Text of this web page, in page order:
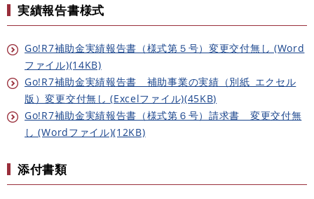
実績報告書様式
Go!R7補助金実績報告書（様式第５号）変更交付無し (Word
ファイル)(14KB)
Go!R7補助金実績報告書 補助事業の実績（別紙_エクセル
版）変更交付無し (Excelファイル)(45KB)
Go!R7補助金実績報告書（様式第６号）請求書 変更交付無
し (Wordファイル)(12KB)
添付書類